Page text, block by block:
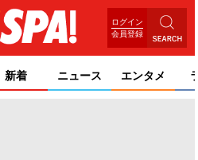
ログイン
会員登録
新着 ニュース エンタメ